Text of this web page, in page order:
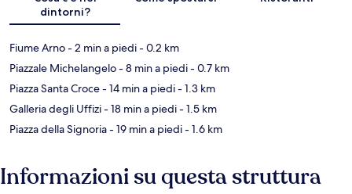
dintorni?
Fiume Arno- 2 min a piedi- 0.2 km
Piazzale Michelangelo- 8 min a piedi- 0.7 km
Piazza Santa Croce- 14 min a piedi- 1.3 km
Galleria degli Uffizi- 18 min a piedi- 1.5 km
Piazza della Signoria- 19 min a piedi- 1.6 km
Informazioni su questa struttura